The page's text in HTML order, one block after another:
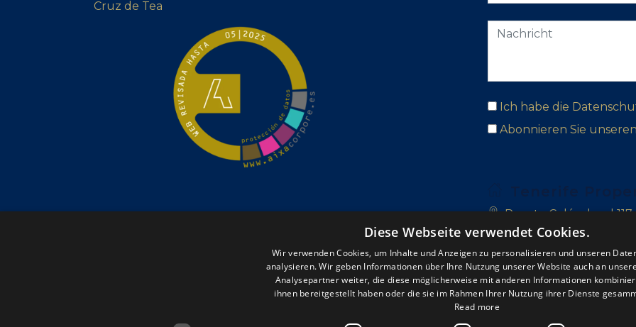
Cruz de Tea
Ich habe die
Abonnieren Sie
Puerto Colón, local
San Blas, 38639 Golf
+34 922 714 700
Diese Webseite verwendet Cookies.
Wir verwenden Cookies, um Inhalte und Anzeigen zu personalisieren und unseren
analysieren. Wir geben Informationen über Ihre Nutzung unserer Website auch an
Analysepartner weiter, die diese möglicherweise mit anderen Informationen
ihnen bereitgestellt haben oder die sie im Rahmen Ihrer Nutzung ihrer Dienste
Read more